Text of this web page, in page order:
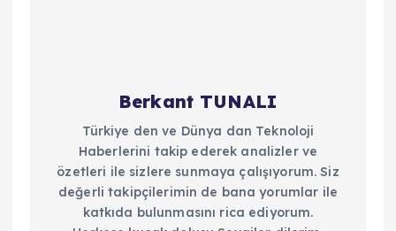
Berkant TUNALI
Türkiye den ve Dünya dan Teknoloji
Haberlerini takip ederek analizler ve
özetleri ile sizlere sunmaya çalışıyorum. Siz
değerli takipçilerimin de bana yorumlar ile
katkıda bulunmasını rica ediyorum.